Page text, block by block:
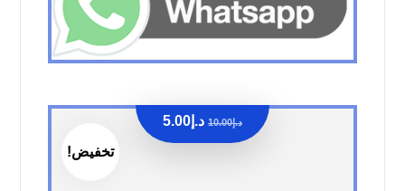
تخفيض!
د.إ10.00 د.إ 5.00